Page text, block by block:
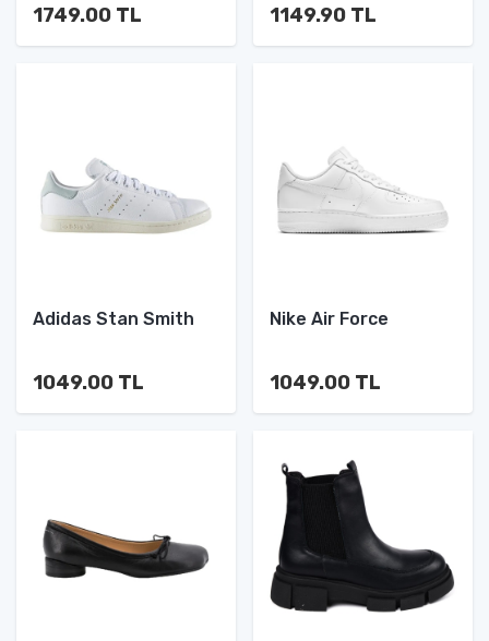
1749.00 TL 1149.90 TL
Adidas Stan Smith
1049.00 TL
Nike Air Force
1049.00 TL